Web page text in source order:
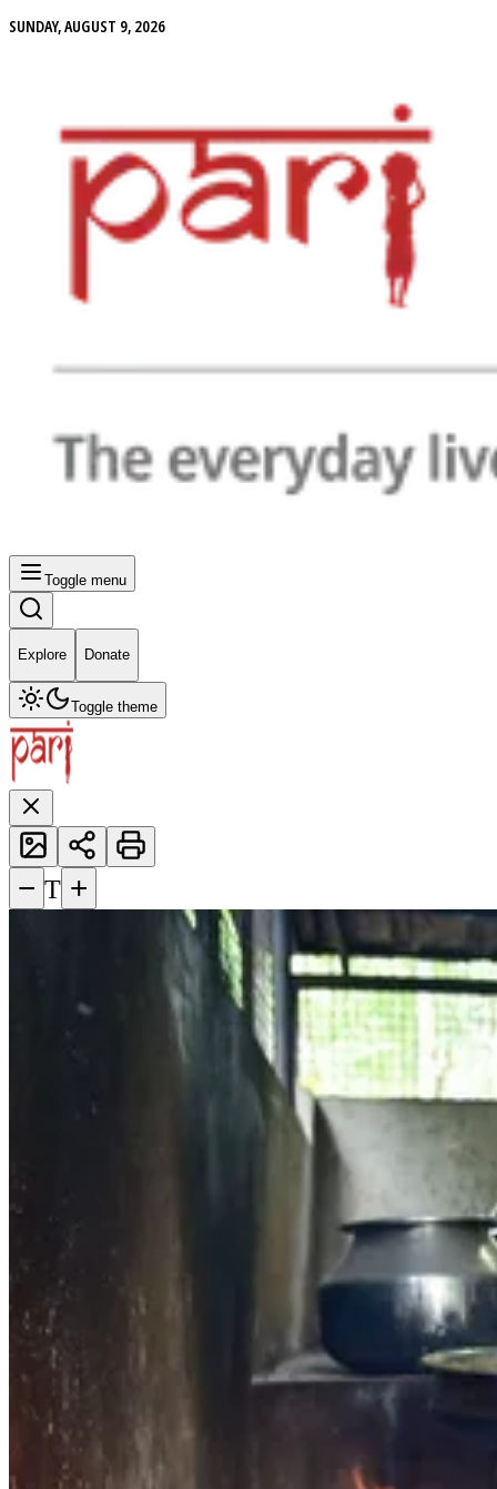
SUNDAY, AUGUST 9, 2026
Toggle menu
Explore Donate
Toggle theme
− T +